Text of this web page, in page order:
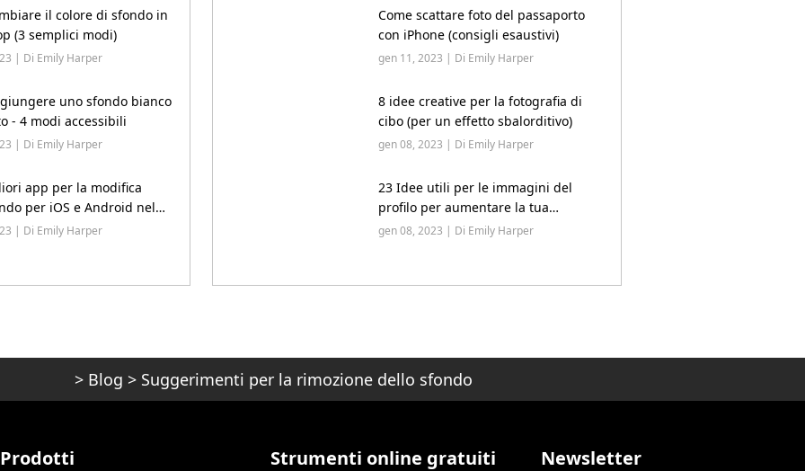
il colore di sfondo in
(3 semplici modi)
| Di Emily Harper
uno sfondo bianco
- 4 modi accessibili
| Di Emily Harper
app per la modifica
per iOS e Android nel
| Di Emily Harper
Come scattare foto del passaporto
con iPhone (consigli esaustivi)
gen 11, 2023 | Di Emily Harper
8 idee creative per la fotografia di
cibo (per un effetto sbalorditivo)
gen 08, 2023 | Di Emily Harper
23 Idee utili per le immagini del
profilo per aumentare la tua
presenza sui social
gen 08, 2023 | Di Emily Harper
> Blog > Suggerimenti per la rimozione dello sfondo
Prodotti Strumenti online gratuiti Newsletter